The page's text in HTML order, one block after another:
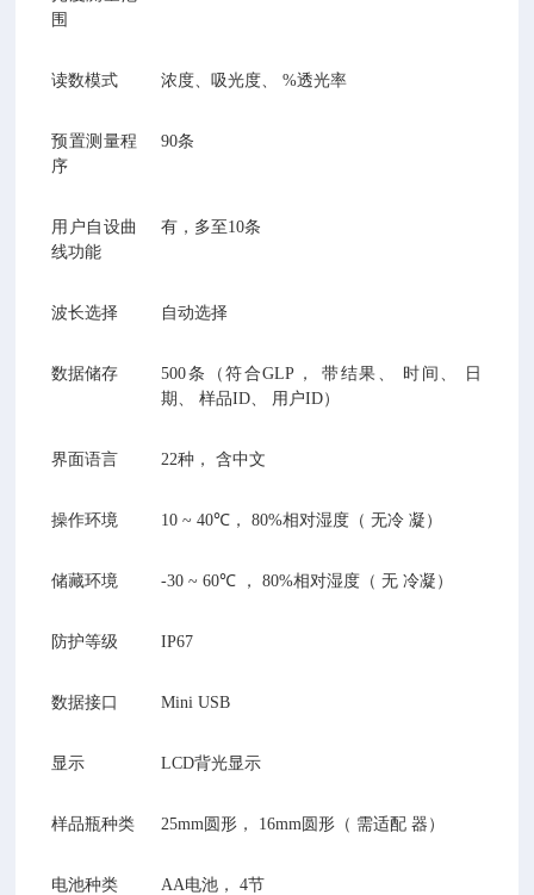
围
读数模式 浓度、吸光度、 %透光率
预置测量程
序
90条
用户自设曲
线功能
有，多至 10条
波长选择 自动选择
数据储存 500条（符合GLP ， 带结果、 时间、 日
期、 样品ID、 用户ID）
界面语言 22种， 含中文
操作环境 10 ~ 40℃ ，80%相对湿度（ 无冷 凝）
储藏环境 -30 ~ 60℃ ，80%相对湿度（ 无 冷凝）
防护等级 IP67
数据接口 Mini USB
显示 LCD背光显示
样品瓶种类 25mm 圆形， 16mm 圆形（ 需适配 器）
电池种类 AA电池，4节